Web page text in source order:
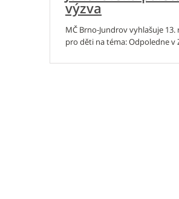
výzva
MČ Brno-Jundrov vyhlašuje
pro děti na téma: Odpoledne v